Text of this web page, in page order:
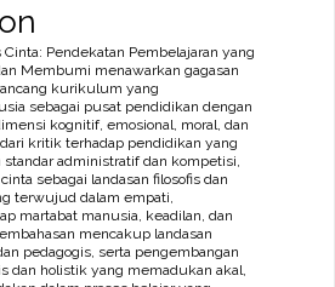
Pendekatan Pembelajaran yang
Membumi menawarkan gagasan
kurikulum yang
sebagai pusat pendidikan dengan
kognitif, emosional, moral, dan
kritik terhadap pendidikan yang
administratif dan kompetisi,
sebagai landasan filosofis dan
terwujud dalam empati,
martabat manusia, keadilan, dan
mencakup landasan
pedagogis, serta pengembangan
dan holistik yang memadukan akal,